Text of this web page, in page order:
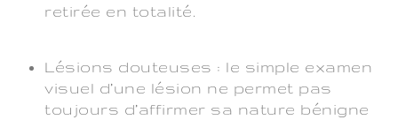
retirée en totalité.
Lésions douteuses : le simple examen
visuel d’une lésion ne permet pas
toujours d’affirmer sa nature bénigne